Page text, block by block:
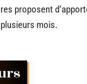
proposent
mois.